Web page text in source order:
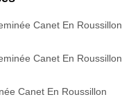
Canet En Roussillon
Canet En Roussillon
Canet En Roussillon